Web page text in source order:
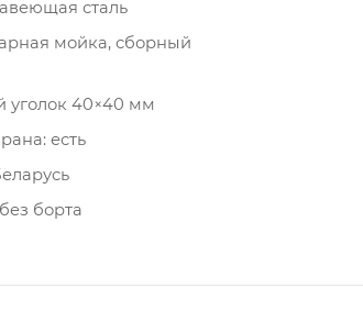
сталь
мойка, сборный
уголок 40×40 мм
есть
борта